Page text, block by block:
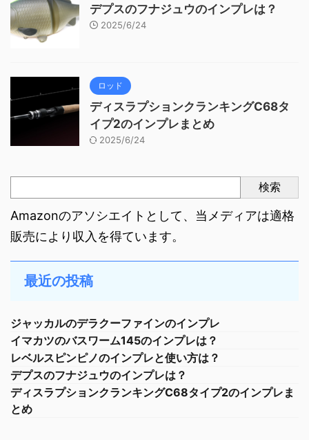
デプスのフナジュウのインプレは？
2025/6/24
ロッド
ディスラプションクランキングC68タ
イプ2のインプレまとめ
2025/6/24
検索
Amazonのアソシエイトとして、当メディアは適格
販売により収入を得ています。
最近の投稿
ジャッカルのデラクーファインのインプレ
イマカツのバスワーム145のインプレは？
レベルスピンピノのインプレと使い方は？
デプスのフナジュウのインプレは？
ディスラプションクランキングC68タイプ2のインプレま
とめ